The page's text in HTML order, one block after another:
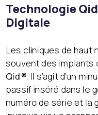
Technologie
Digitale
Les cliniques de haut
souvent des implants
Qid® . Il s’agit d’un
passif inséré dans le
numéro de série et la